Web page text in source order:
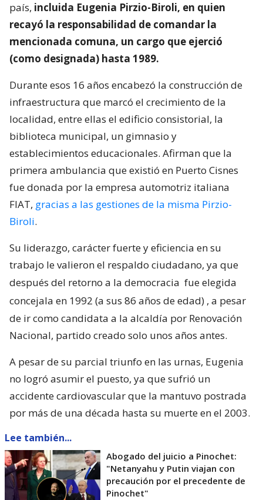
país, incluida Eugenia Pirzio-Biroli, en quien
recayó la responsabilidad de comandar la
mencionada comuna, un cargo que ejerció
(como designada) hasta 1989.
Durante esos 16 años encabezó la construcción de
infraestructura que marcó el crecimiento de la
localidad, entre ellas el edificio consistorial, la
biblioteca municipal, un gimnasio y
establecimientos educacionales. Afirman que la
primera ambulancia que existió en Puerto Cisnes
fue donada por la empresa automotriz italiana
FIAT, gracias a las gestiones de la misma Pirzio-
Biroli.
Su liderazgo, carácter fuerte y eficiencia en su
trabajo le valieron el respaldo ciudadano, ya que
después del retorno a la democracia fue elegida
concejala en 1992 (a sus 86 años de edad) , a pesar
de ir como candidata a la alcaldía por Renovación
Nacional, partido creado solo unos años antes.
A pesar de su parcial triunfo en las urnas, Eugenia
no logró asumir el puesto, ya que sufrió un
accidente cardiovascular que la mantuvo postrada
por más de una década hasta su muerte en el 2003.
Lee también...
Abogado del juicio a Pinochet:
"Netanyahu y Putin viajan con
precaución por el precedente de
Pinochet"